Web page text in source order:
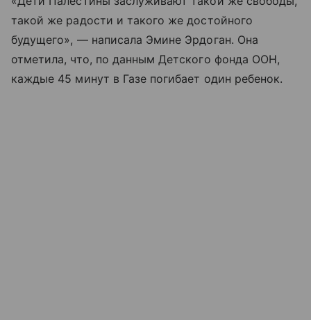
такой же радости и такого же достойного
будущего», — написала Эмине Эрдоган. Она
отметила, что, по данным Детского фонда ООН,
каждые 45 минут в Газе погибает один ребенок.